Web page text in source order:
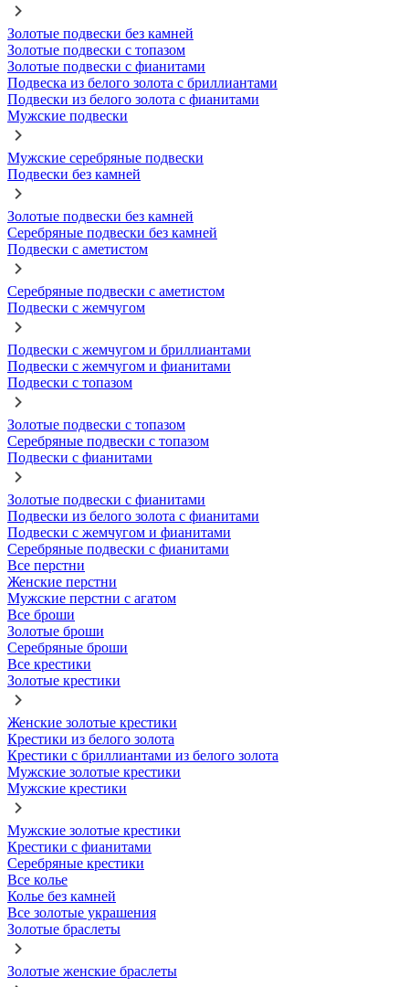
Золотые подвески без камней
Золотые подвески с топазом
Золотые подвески с фианитами
Подвеска из белого золота с бриллиантами
Подвески из белого золота с фианитами
Мужские подвески
Мужские серебряные подвески
Подвески без камней
Золотые подвески без камней
Серебряные подвески без камней
Подвески с аметистом
Серебряные подвески с аметистом
Подвески с жемчугом
Подвески с жемчугом и бриллиантами
Подвески с жемчугом и фианитами
Подвески с топазом
Золотые подвески с топазом
Серебряные подвески с топазом
Подвески с фианитами
Золотые подвески с фианитами
Подвески из белого золота с фианитами
Подвески с жемчугом и фианитами
Серебряные подвески с фианитами
Все перстни
Женские перстни
Мужские перстни с агатом
Все броши
Золотые броши
Серебряные броши
Все крестики
Золотые крестики
Женские золотые крестики
Крестики из белого золота
Крестики с бриллиантами из белого золота
Мужские золотые крестики
Мужские крестики
Мужские золотые крестики
Крестики с фианитами
Серебряные крестики
Все колье
Колье без камней
Все золотые украшения
Золотые браслеты
Золотые женские браслеты